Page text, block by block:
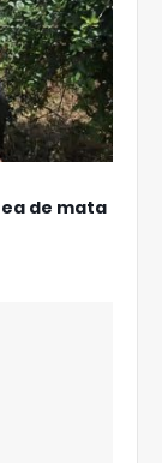
de mata